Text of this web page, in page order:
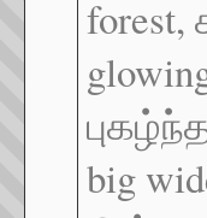
forest,
big